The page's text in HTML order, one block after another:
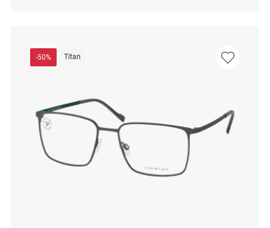
-50% Titan